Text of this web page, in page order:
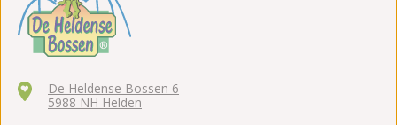
De Heldense Bossen 6
5988 NH Helden